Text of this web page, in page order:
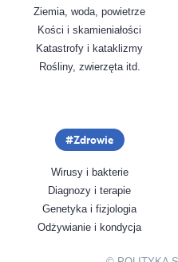
Ziemia, woda, powietrze
Kości i skamieniałości
Katastrofy i kataklizmy
Rośliny, zwierzęta itd.
Zdrowie
Wirusy i bakterie
Diagnozy i terapie
Genetyka i fizjologia
Odżywianie i kondycja